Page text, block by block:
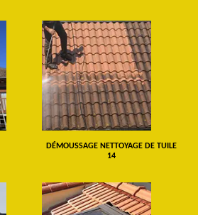
DÉMOUSSAGE NETTOYAGE DE TUILE
14